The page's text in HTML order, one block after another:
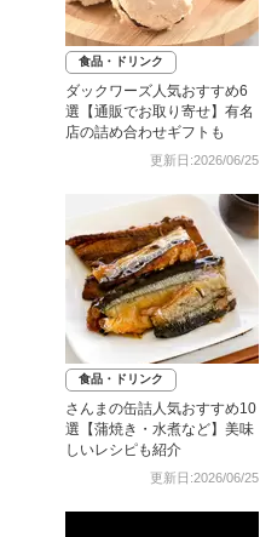
食品・ドリンク
ダックワーズ人気おすすめ6
選【通販でお取り寄せ】有名
店の詰め合わせギフトも
更新日:2026/06/25
食品・ドリンク
さんまの缶詰人気おすすめ10
選【蒲焼き・水煮など】美味
しいレシピも紹介
更新日:2026/06/25